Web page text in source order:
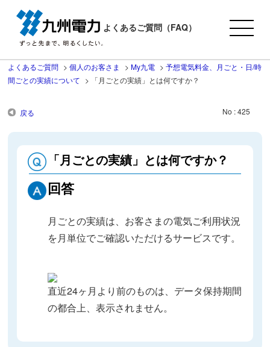
よくあるご質問（FAQ）
よくあるご質問 >個人のお客さま >My九電 >予想電気料金、月ごと・日/時
間ごとの実績について > 「月ごとの実績」とは何ですか？
戻る No : 425
「月ごとの実績」とは何ですか？
回答
月ごとの実績は、お客さまの電気ご利用状況
を月単位でご確認いただけるサービスです。
直近24ヶ月より前のものは、データ保持期間
の都合上、表示されません。